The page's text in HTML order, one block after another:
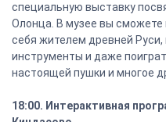
специальную выставку
Олонца. В музее вы сможете
себя жителем древней
инструменты и даже
настоящей пушки и многое
18:00. Интерактивная